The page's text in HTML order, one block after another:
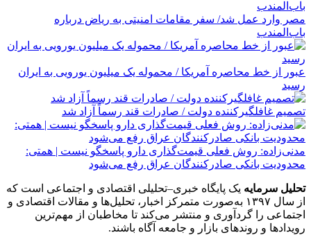
مصر وارد عمل شد/ سفر مقامات امنیتی به ریاض درباره
باب‌المندب
عبور از خط محاصره آمریکا / محموله یک میلیون یورویی به ایران
رسید
تصمیم غافلگیرکننده دولت / صادرات قند رسماً آزاد شد
مدنی‌زاده: روش فعلی قیمت‌گذاری دارو پاسخگو نیست | همتی:
محدودیت بانکی صادرکنندگان عراق رفع می‌شود
تحلیل سرمایه یک پایگاه خبری–تحلیلی اقتصادی و اجتماعی است که
از سال ۱۳۹۷ به‌صورت متمرکز اخبار، تحلیل‌ها و مقالات اقتصادی و
اجتماعی را گردآوری و منتشر می‌کند تا مخاطبان از مهم‌ترین
رویدادها و روندهای بازار و جامعه آگاه باشند.